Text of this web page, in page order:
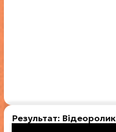
Результат: Відеоролик